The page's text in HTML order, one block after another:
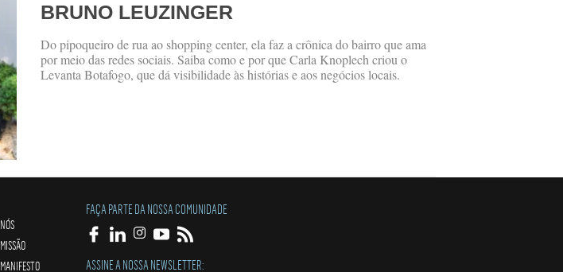
BRUNO LEUZINGER
Do pipoqueiro de rua ao shopping center, ela faz a crônica do bairro que ama
por meio das redes sociais. Saiba como e por que Carla Knoplech criou o
Levanta Botafogo, que dá visibilidade às histórias e aos negócios locais.
NÓS
MISSÃO
MANIFESTO
FAÇA PARTE DA NOSSA COMUNIDADE
ASSINE A NOSSA NEWSLETTER: